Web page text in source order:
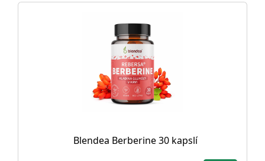
Blendea Berberine 30 kapslí